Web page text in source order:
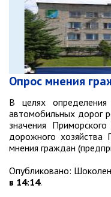
Новости от
СВО
Опрос мнения
В целях определения
автомобильных дорог
значения
дорожного хозяйства
мнения граждан
Опубликовано:
в 14:14.